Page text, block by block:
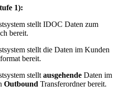
1):
stellt IDOC Daten zum
bereit.
stellt die Daten im Kunden
bereit.
stellt ausgehende Daten im
Outbound Transferordner bereit.